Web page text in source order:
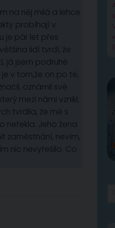
na něj milá a lehce
probíhají v
je pár let přes
lidí tvrdí, že
já jsem podruhé
v tom,že on po té,
oznámil své
mezi námi vznikl,
tvrdila, že mě s
neřekla. Jeho žena
zaměstnání, nevím,
nic nevyřešilo. Co